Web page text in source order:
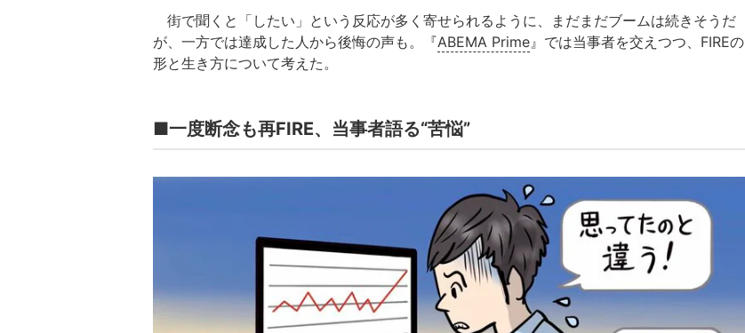
街で聞くと「したい」という反応が多く寄せられるように、まだまだブームは続きそうだ
が、一方では達成した人から後悔の声も。『ABEMA Prime』では当事者を交えつつ、FIREの
形と生き方について考えた。
■一度断念も再FIRE、当事者語る“苦悩”